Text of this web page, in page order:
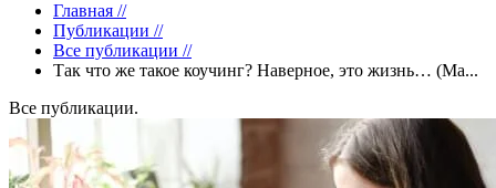
Главная //
Публикации //
Все публикации //
Так что же такое коучинг? Наверное, это жизнь… (Ма...
Все публикации.